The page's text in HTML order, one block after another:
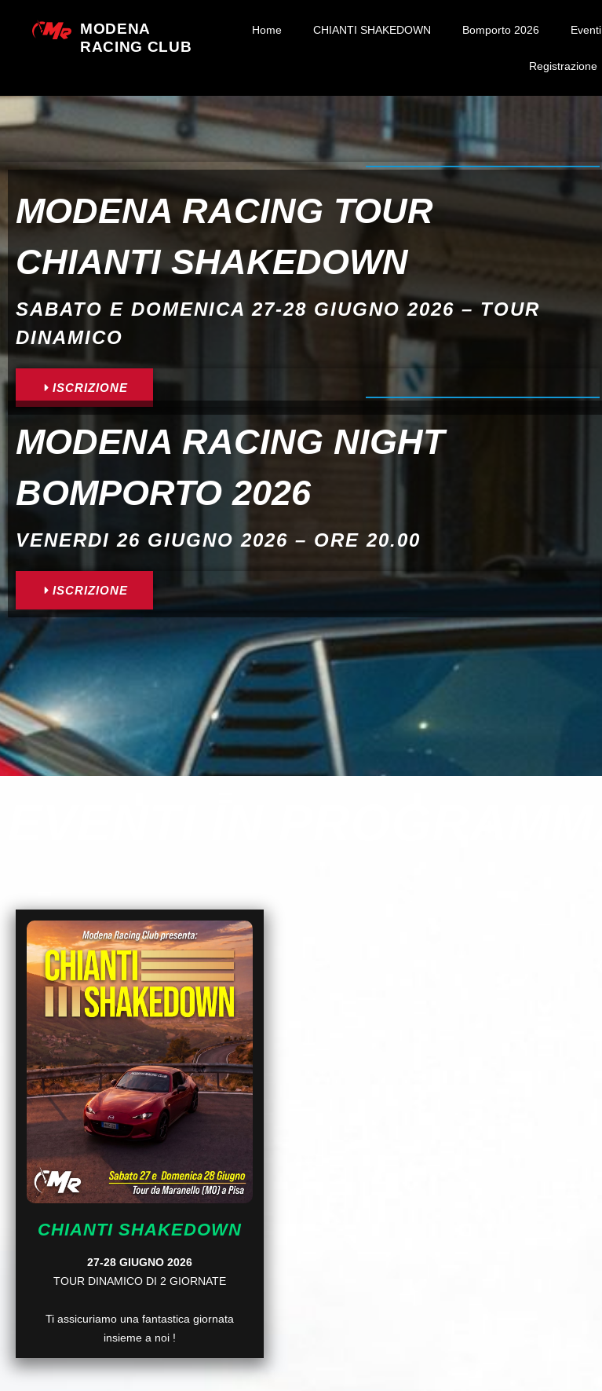
MODENA
RACING CLUB
Home CHIANTI SHAKEDOWN Bomporto 2026 Eventi
Registrazione
MODENA RACING TOUR
CHIANTI SHAKEDOWN
SABATO E DOMENICA 27-28 GIUGNO 2026 – TOUR
DINAMICO
ISCRIZIONE
MODENA RACING NIGHT
BOMPORTO 2026
VENERDI 26 GIUGNO 2026 – ORE 20.00
ISCRIZIONE
CHIANTI SHAKEDOWN
27-28 GIUGNO 2026
TOUR DINAMICO DI 2 GIORNATE
Ti assicuriamo una fantastica giornata
insieme a noi !